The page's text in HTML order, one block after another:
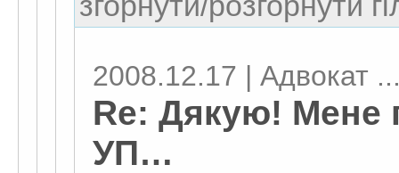
2008.12.17 | Адвокат
Re: Дякую! Мене
УП…